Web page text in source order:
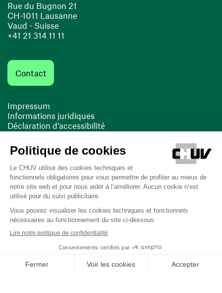
Rue du Bugnon 21
CH-1011 Lausanne
Vaud - Suisse
+41 21 314 11 11
Contact
Impressum
Informations juridiques
Déclaration d’accessibilité
Cookies
(ouvre une nouvelle fenêtre)
(ouvre une nouvelle fenêtre)
Dernière mise à jour le 13/08/2025 à 10:19